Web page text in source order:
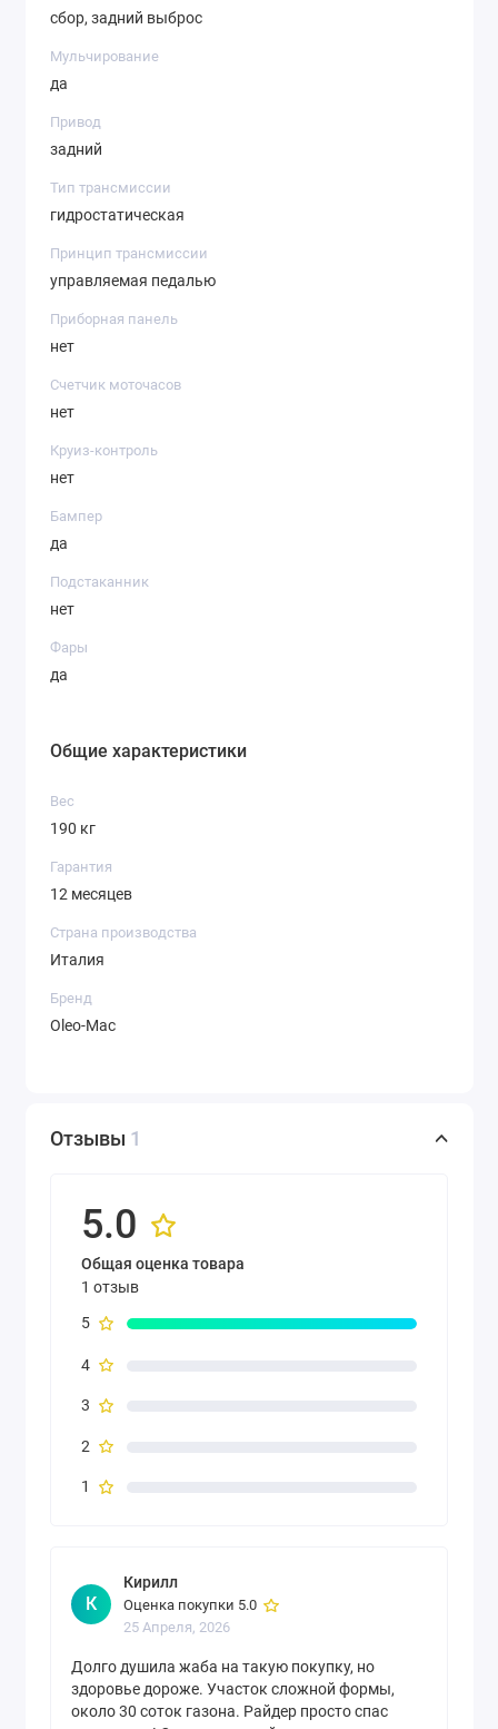
Общие характеристики
Вес
190 кг
Гарантия
12 месяцев
Страна производства
Италия
Бренд
Oleo-Mac
сбор, задний выброс
Мульчирование
да
Привод
задний
Тип трансмиссии
гидростатическая
Принцип трансмиссии
управляемая педалью
Приборная панель
нет
Счетчик моточасов
нет
Круиз-контроль
нет
Бампер
да
Подстаканник
нет
Фары
да
Отзывы 1
5.0
Общая оценка товара
1 отзыв
5
4
3
2
1
К
Кирилл
Оценка покупки 5.0
25 Апреля, 2026
Долго душила жаба на такую покупку, но
здоровье дороже. Участок сложной формы,
около 30 соток газона. Райдер просто спас